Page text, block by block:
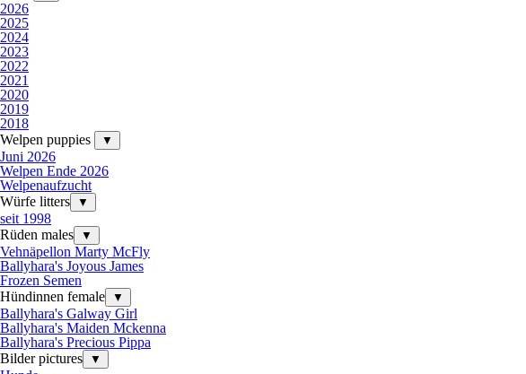
2026
2025
2024
2023
2022
2021
2020
2019
2018
Welpen puppies
▼
Juni 2026
Welpen Ende 2026
Welpenaufzucht
Würfe litters
▼
seit 1998
Rüden males
▼
Vehnäpellon Marty McFly
Ballyhara's Joyous James
Frozen Semen
Hündinnen female
▼
Ballyhara's Galway Girl
Ballyhara's Maiden Mckenna
Ballyhara's Precious Pippa
Bilder pictures
▼